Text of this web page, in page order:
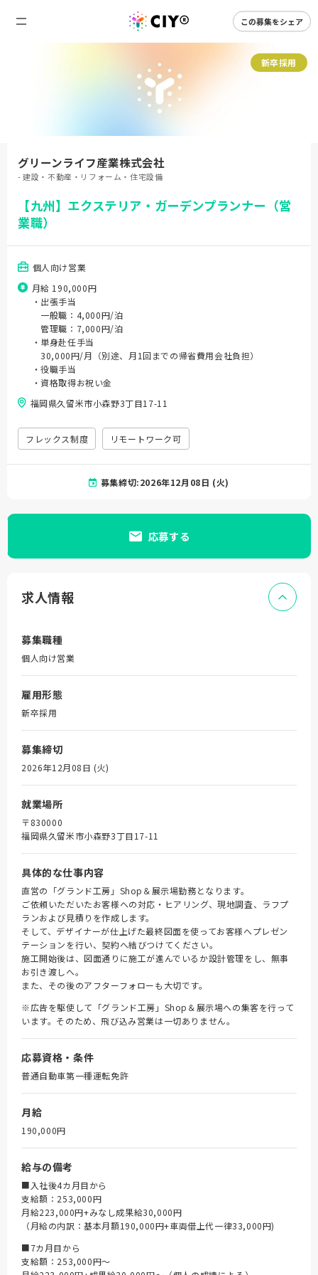
この募集をシェア
新卒採用
グリーンライフ産業株式会社
- 建設・不動産・リフォーム・住宅設備
【九州】エクステリア・ガーデンプランナー（営
業職）
個人向け営業
月給 190,000円
・出張手当
一般職：4,000円/泊
管理職：7,000円/泊
・単身赴任手当
30,000円/月（別途、月1回までの帰省費用会社負担）
・役職手当
・資格取得お祝い金
福岡県久留米市小森野3丁目17-11
フレックス制度 リモートワーク可
募集締切:2026年12月08日 (火)
応募する
求人情報
募集職種
個人向け営業
雇用形態
新卒採用
募集締切
2026年12月08日 (火)
就業場所
〒830000
福岡県久留米市小森野3丁目17-11
具体的な仕事内容
直営の「グランド工房」Shop＆展示場勤務となります。
ご依頼いただいたお客様への対応・ヒアリング、現地調査、ラフプ
ランおよび見積りを作成します。
そして、デザイナーが仕上げた最終図面を使ってお客様へプレゼン
テーションを行い、契約へ結びつけてください。
施工開始後は、図面通りに施工が進んでいるか設計管理をし、無事
お引き渡しへ。
また、その後のアフターフォローも大切です。
※広告を駆使して「グランド工房」Shop＆展示場への集客を行って
います。そのため、飛び込み営業は一切ありません。
応募資格・条件
普通自動車第一種運転免許
月給
190,000円
給与の備考
■入社後4カ月目から
支給額：253,000円
月給223,000円+みなし成果給30,000円
（月給の内訳：基本月額190,000円+車両借上代一律33,000円)
■7カ月目から
支給額：253,000円～